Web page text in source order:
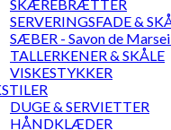
SKÆREBRÆTTER
SERVERINGSFADE &
SÆBER - Savon de
TALLERKENER & SKÅLE
VISKESTYKKER
DUGE & SERVIETTER
HÅNDKLÆDER